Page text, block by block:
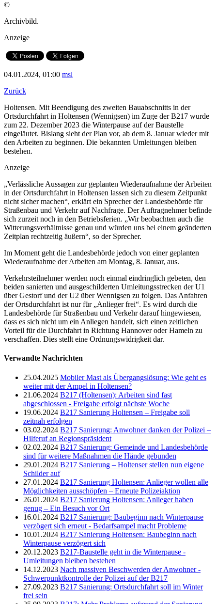
©
Archivbild.
Anzeige
04.01.2024, 01:00 msl
Zurück
Holtensen. Mit Beendigung des zweiten Bauabschnitts in der
Ortsdurchfahrt in Holtensen (Wennigsen) im Zuge der B217 wurde
zum 22. Dezember 2023 die Winterpause auf der Baustelle
eingeläutet. Bislang sieht der Plan vor, ab dem 8. Januar wieder mit
den Arbeiten zu beginnen. Die bekannten Umleitungen bleiben
bestehen.
Anzeige
„Verlässliche Aussagen zur geplanten Wiederaufnahme der Arbeiten
in der Ortsdurchfahrt in Holtensen lassen sich zu diesem Zeitpunkt
nicht sicher machen“, erklärt ein Sprecher der Landesbehörde für
Straßenbau und Verkehr auf Nachfrage. Der Auftragnehmer befinde
sich zurzeit noch in den Betriebsferien. „Wir beobachten auch die
Witterungsverhältnisse genau und würden uns bei einem geänderten
Zeitplan rechtzeitig äußern“, so der Sprecher.
Im Moment geht die Landesbehörde jedoch von einer geplanten
Wiederaufnahme der Arbeiten am Montag, 8. Januar, aus.
Verkehrsteilnehmer werden noch einmal eindringlich gebeten, den
beiden sanierten und ausgeschilderten Umleitungsstrecken der U1
über Gestorf und der U2 über Wennigsen zu folgen. Das Anfahren
der Ortsdurchfahrt ist nur für „Anlieger frei“. Es wird durch die
Landesbehörde für Straßenbau und Verkehr darauf hingewiesen,
dass es sich nicht um ein Anliegen handelt, sich einen zeitlichen
Vorteil für die Durchfahrt in Richtung Hannover oder Hameln zu
verschaffen. Dies stellt eine Ordnungswidrigkeit dar.
Verwandte Nachrichten
25.04.2025 Mobiler Mast als Übergangslösung: Wie geht es
weiter mit der Ampel in Holtensen?
21.06.2024 B217 (Holtensen): Arbeiten sind fast
abgeschlossen - Freigabe erfolgt nächste Woche
19.06.2024 B217 Sanierung Holtensen – Freigabe soll
zeitnah erfolgen
03.02.2024 B217 Sanierung: Anwohner danken der Polizei –
Hilferuf an Regionspräsident
02.02.2024 B217 Sanierung: Gemeinde und Landesbehörde
sind für weitere Maßnahmen die Hände gebunden
29.01.2024 B217 Sanierung – Holtenser stellen nun eigene
Schilder auf
27.01.2024 B217 Sanierung Holtensen: Anlieger wollen alle
Möglichkeiten ausschöpfen – Erneute Polizeiaktion
26.01.2024 B217 Sanierung Holtensen: Anlieger haben
genug – Ein Besuch vor Ort
16.01.2024 B217 Sanierung: Baubeginn nach Winterpause
verzögert sich erneut - Bedarfsampel macht Probleme
10.01.2024 B217 Sanierung Holtensen: Baubeginn nach
Winterpause verzögert sich
20.12.2023 B217-Baustelle geht in die Winterpause -
Umleitungen bleiben bestehen
14.12.2023 Nach massiven Beschwerden der Anwohner -
Schwerpunktkontrolle der Polizei auf der B217
27.09.2023 B217 Sanierung: Ortsdurchfahrt soll im Winter
frei sein